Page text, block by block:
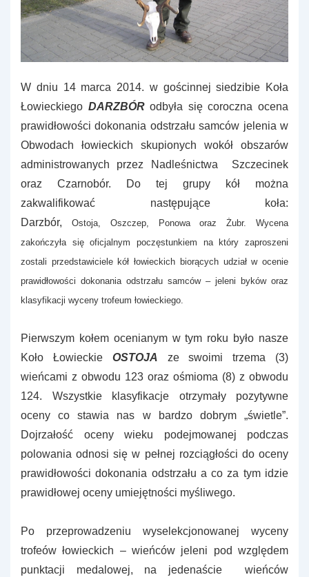
W dniu 14 marca 2014. w gościnnej siedzibie Koła
Łowieckiego DARZBÓRodbyła się coroczna ocena
prawidłowości dokonania odstrzału samców jelenia w
Obwodach łowieckich skupionych wokół obszarów
administrowanych przez Nadleśnictwa Szczecinek
oraz Czarnobór. Do tej grupy kół można
zakwalifikować następujące koła:
Darzbór, Ostoja,
Oszczep, Ponowa oraz Żubr. Wycena
zakończyła się oficjalnym poczęstunkiem na który zaproszeni
zostali przedstawiciele kół łowieckich biorących udział w ocenie
prawidłowości dokonania odstrzału samców – jeleni byków oraz
klasyfikacji wyceny trofeum łowieckiego.
Pierwszym kołem ocenianym w tym roku było nasze
Koło Łowieckie OSTOJA ze swoimi trzema (3)
wieńcami z obwodu 123 oraz ośmioma (8) z obwodu
124. Wszystkie klasyfikacje otrzymały pozytywne
oceny co stawia nas w bardzo dobrym „świetle”.
Dojrzałość oceny wieku podejmowanej podczas
polowania odnosi się w pełnej rozciągłości do oceny
prawidłowości dokonania odstrzału a co za tym idzie
prawidłowej oceny umiejętności myśliwego.
Po przeprowadzeniu wyselekcjonowanej wyceny
trofeów łowieckich – wieńców jeleni pod względem
punktacji medalowej, na jedenaście wieńców